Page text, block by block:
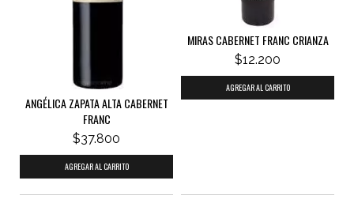
ANGÉLICA ZAPATA ALTA CABERNET
FRANC
$37.800
MIRAS CABERNET FRANC CRIANZA
$12.200